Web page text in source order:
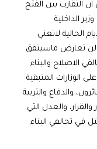
التقارب بين الفتح
الداخلية
الحالية لاتعني
لن تعارض ماسيتفق
الاصلاح والبناء
الوزارات المتبقية
والدفاع والتربية
والعدل التي
في تحالفي البناء